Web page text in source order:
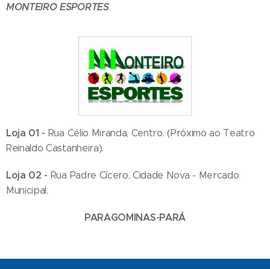
MONTEIRO ESPORTES
Loja 01 - Rua Célio Miranda, Centro. (Próximo ao Teatro
Reinaldo Castanheira).
Loja 02 - Rua Padre Cícero, Cidade Nova - Mercado
Municipal.
PARAGOMINAS-PARÁ